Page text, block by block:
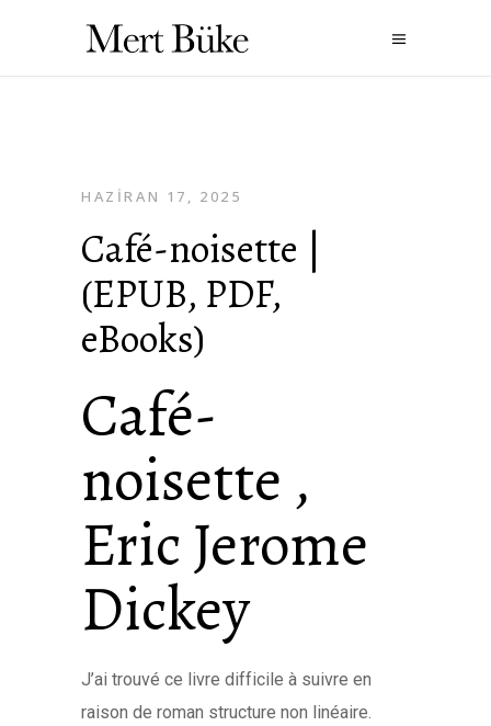
HAZIRAN 17, 2025
Café-noisette |
(EPUB, PDF,
eBooks)
Café-
noisette ,
Eric Jerome
Dickey
J’ai trouvé ce livre difficile à suivre en
raison de roman structure non linéaire.